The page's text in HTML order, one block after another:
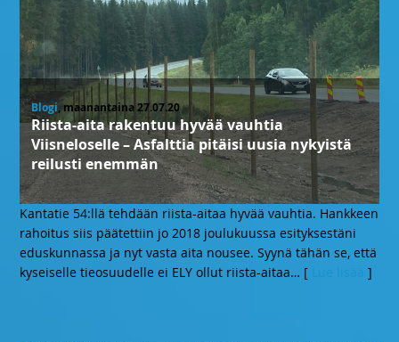
Blogi, maanantaina 27.07.20
Riista-aita rakentuu hyvää vauhtia
Viisneloselle – Asfalttia pitäisi uusia nykyistä
reilusti enemmän
Kantatie 54:llä tehdään riista-aitaa hyvää vauhtia. Hankkeen
rahoitus siis päätettiin jo 2018 joulukuussa esityksestäni
eduskunnassa ja nyt vasta aita nousee. Syynä tähän se, että
kyseiselle tieosuudelle ei ELY ollut riista-aitaa… [ ]